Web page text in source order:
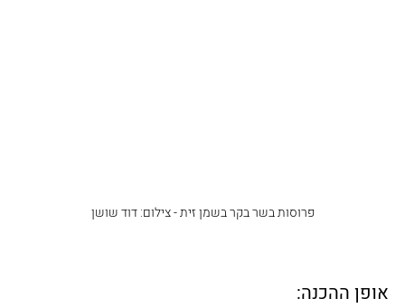
פרוסות בשר בקר בשמן זית - צילום: דוד שושן
אופן ההכנה: